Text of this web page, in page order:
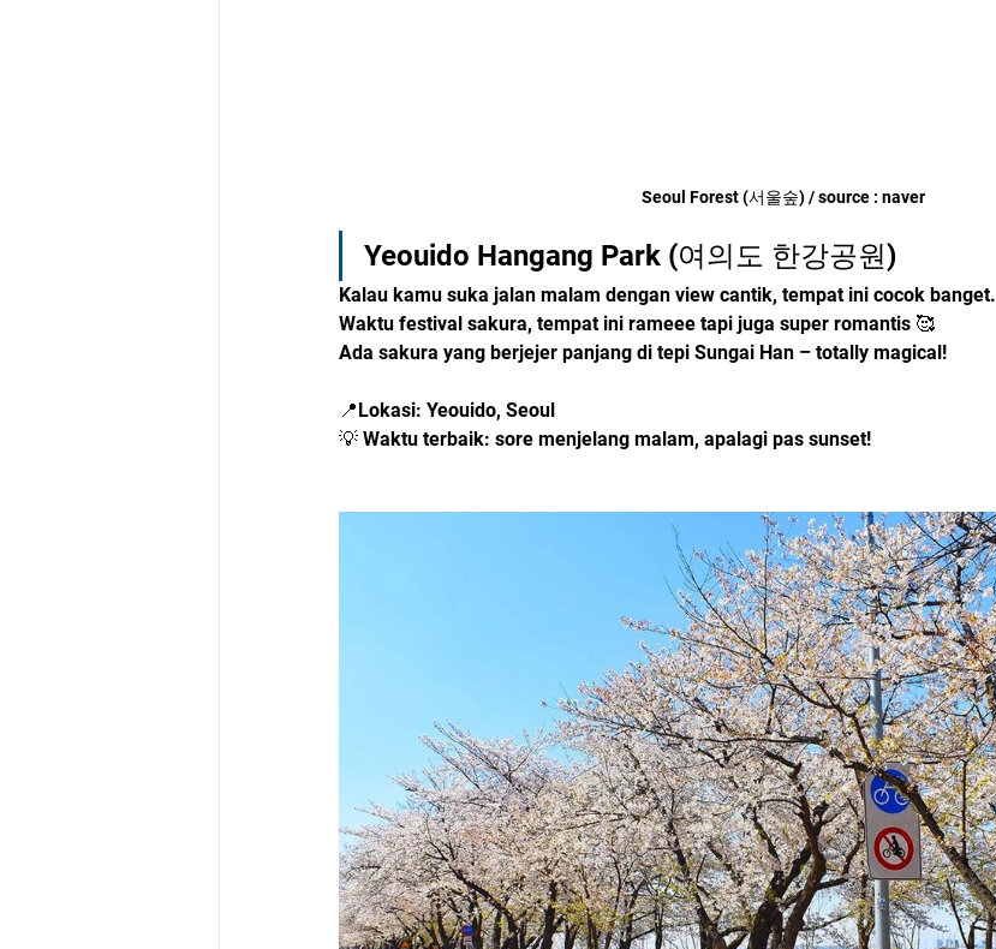
Seoul Forest (서울숲) / source : naver
Yeouido Hangang Park (여의도 한강공원)
Kalau kamu suka jalan malam dengan view cantik, tempat ini cocok banget.
Waktu festival sakura, tempat ini rameee tapi juga super romantis 🥰
Ada sakura yang berjejer panjang di tepi Sungai Han – totally magical!
📍Lokasi: Yeouido, Seoul
💡 Waktu terbaik: sore menjelang malam, apalagi pas sunset!